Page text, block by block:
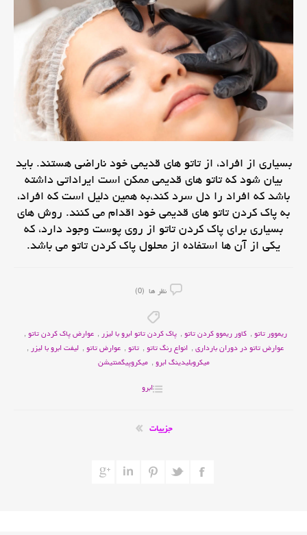
بسیاری از افراد، از تاتو های قدیمی خود ناراضی هستند. باید
بیان شود که تاتو های قدیمی ممکن است ایراداتی داشته
باشد که افراد را دل سرد کند،به همین دلیل است که افراد،
به پاک کردن تاتو های قدیمی خود اقدام می کنند. روش های
بسیاری برای پاک کردن تاتو از روی پوست وجود دارد، که
یکی از آن ها استفاده از محلول پاک کردن تاتو می باشد.
نظر ها (0)
ریموور تاتو, کاور ریموو کردن تاتو, پاک کردن تاتو ابرو با لیزر, عوارض پاک کردن تاتو,
عوارض تاتو در دوران بارداری, انواع رنگ تاتو, تاتو, عوارض تاتو, لیفت ابرو با لیزر,
میکروبلیدینگ ابرو, میکروپیگمنتیشن
ابرو
جزییات